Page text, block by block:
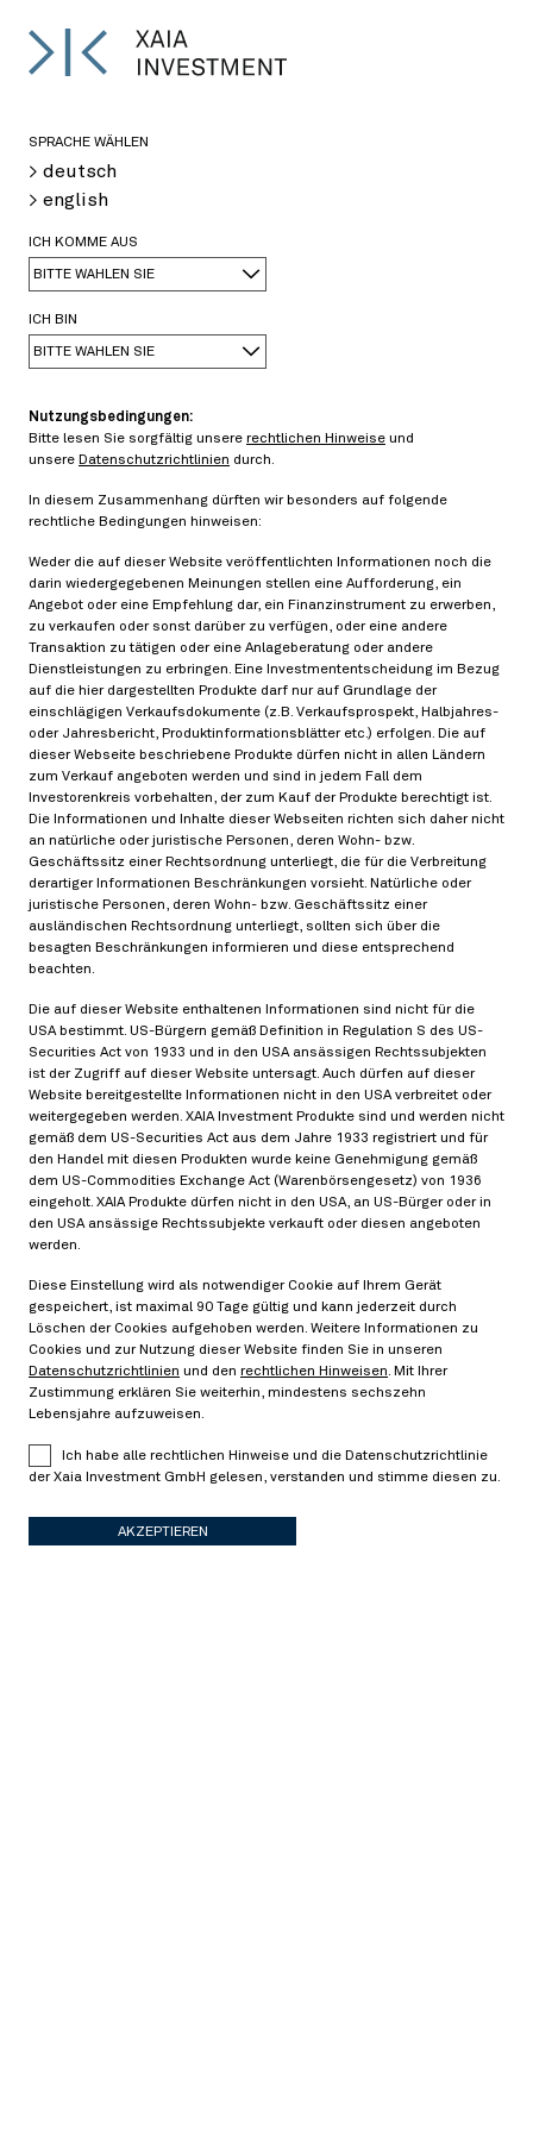
< >
04/29/2019
Created byDr. Amelie Hüttner,Prof. Dr. Matthias
Scherer
Anwendung von geostatistischen
Es wird untersucht, wie die gemeinsame
Geostatistik profitieren kann. Kernidee ist die
Zufallsfeld, welches vollständig durch seinen
Erwartungswert und seine Kovarianzfunktion
charakterisiert wird. Letztere wird als Funktion des
Abstands zwischen den Datenpunkten, d.h. Firmen,
aufgefasst. Der vorgestellte Ansatz erlaubt es, in
einfacher Weise neue Datenpunkte (d.h. Firmen) in
bestehende Analysen miteinzubeziehen, was beim
Schätzen von großen Kovarianzmatrizen und bei der
Interpolation fehlender Daten von Vorteil ist. In der
Anwendung auf Finanzdaten ist es typischerweise
nötig, höherdimensionale Koordinatensysteme zu
betrachten als in der klassischen Geostatistik. Wir
diskutieren ausführlich die dafür nötigen
Anpassungen und besprechen als
Kovarianzmatrizen und die Interpolation fehlender
Daten in einem Datensatz von CDS-Spreads aus
dem iTraxx-Universum.
Link zum Paper
Negative Basis
02/18/2019
Kreditausfallversicherungen und negative Basis
Arbitrage
> Read more
SPRACHE WÄHLEN
> deutsch
> english
ICH KOMME AUS
BITTE WÄHLEN SIE
ICH BIN
BITTE WÄHLEN SIE
Nutzungsbedingungen:
Bitte lesen Sie sorgfältig unsere rechtlichen Hinweise und
unsere Datenschutzrichtlinien durch.
In diesem Zusammenhang dürften wir besonders auf folgende
rechtliche Bedingungen hinweisen:
Weder die auf dieser Website veröffentlichten Informationen noch die
darin wiedergegebenen Meinungen stellen eine Aufforderung, ein
Angebot oder eine Empfehlung dar, ein Finanzinstrument zu erwerben,
zu verkaufen oder sonst darüber zu verfügen, oder eine andere
Transaktion zu tätigen oder eine Anlageberatung oder andere
Dienstleistungen zu erbringen. Eine Investmententscheidung im Bezug
auf die hier dargestellten Produkte darf nur auf Grundlage der
einschlägigen Verkaufsdokumente (z.B. Verkaufsprospekt, Halbjahres-
oder Jahresbericht, Produktinformationsblätter etc.) erfolgen. Die auf
dieser Webseite beschriebene Produkte dürfen nicht in allen Ländern
zum Verkauf angeboten werden und sind in jedem Fall dem
Investorenkreis vorbehalten, der zum Kauf der Produkte berechtigt ist.
Die Informationen und Inhalte dieser Webseiten richten sich daher nicht
an natürliche oder juristische Personen, deren Wohn- bzw.
Geschäftssitz einer Rechtsordnung unterliegt, die für die Verbreitung
derartiger Informationen Beschränkungen vorsieht. Natürliche oder
juristische Personen, deren Wohn- bzw. Geschäftssitz einer
ausländischen Rechtsordnung unterliegt, sollten sich über die
besagten Beschränkungen informieren und diese entsprechend
beachten.
Die auf dieser Website enthaltenen Informationen sind nicht für die
USA bestimmt. US-Bürgern gemäß Definition in Regulation S des US-
Securities Act von 1933 und in den USA ansässigen Rechtssubjekten
ist der Zugriff auf dieser Website untersagt. Auch dürfen auf dieser
Website bereitgestellte Informationen nicht in den USA verbreitet oder
weitergegeben werden. XAIA Investment Produkte sind und werden nicht
gemäß dem US-Securities Act aus dem Jahre 1933 registriert und für
den Handel mit diesen Produkten wurde keine Genehmigung gemäß
dem US-Commodities Exchange Act (Warenbörsengesetz) von 1936
eingeholt. XAIA Produkte dürfen nicht in den USA, an US-Bürger oder in
den USA ansässige Rechtssubjekte verkauft oder diesen angeboten
werden.
Diese Einstellung wird als notwendiger Cookie auf Ihrem Gerät
gespeichert, ist maximal 90 Tage gültig und kann jederzeit durch
Löschen der Cookies aufgehoben werden. Weitere Informationen zu
Cookies und zur Nutzung dieser Website finden Sie in unseren
Datenschutzrichtlinien und den rechtlichen Hinweisen. Mit Ihrer
Zustimmung erklären Sie weiterhin, mindestens sechszehn
Lebensjahre aufzuweisen.
Ich habe alle rechtlichen Hinweise und die Datenschutzrichtlinie
der Xaia Investment GmbH gelesen, verstanden und stimme diesen zu.
AKZEPTIEREN